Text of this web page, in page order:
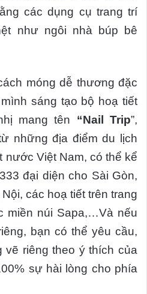
các dụng cụ trang trí
như ngôi nhà búp bê
móng dễ thương đặc
sáng tạo bộ hoạ tiết
mang tên “Nail Trip”,
những địa điểm du lịch
nước Việt Nam, có thể kể
đại diện cho Sài Gòn,
các hoạ tiết trên trang
miền núi Sapa,…Và nếu
bạn có thể yêu cầu,
vẽ riêng theo ý thích của
sự hài lòng cho phía